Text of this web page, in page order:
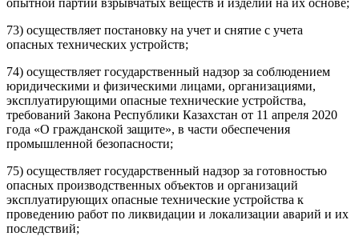
опытной партии взрывчатых веществ и изделий на их основе;
73) осуществляет постановку на учет и снятие с учета
опасных технических устройств;
74) осуществляет государственный надзор за соблюдением
юридическими и физическими лицами, организациями,
эксплуатирующими опасные технические устройства,
требований Закона Республики Казахстан от 11 апреля 2020
года «О гражданской защите», в части обеспечения
промышленной безопасности;
75) осуществляет государственный надзор за готовностью
опасных производственных объектов и организаций
эксплуатирующих опасные технические устройства к
проведению работ по ликвидации и локализации аварий и их
последствий;